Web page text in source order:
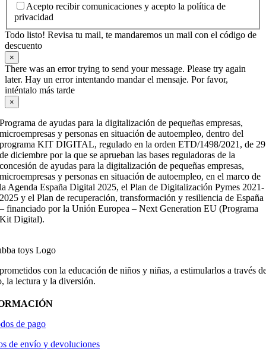
Acepto recibir comunicaciones y acepto la política de
privacidad
Todo listo! Revisa tu mail, te mandaremos un mail con el código de
descuento
×
There was an error trying to send your message. Please try again
later. Hay un error intentando mandar el mensaje. Por favor,
inténtalo más tarde
×
Programa de ayudas para la digitalización de pequeñas empresas,
microempresas y personas en situación de autoempleo, dentro del
programa KIT DIGITAL, regulado en la orden ETD/1498/2021, de 29
de diciembre por la que se aprueban las bases reguladoras de la
concesión de ayudas para la digitalización de pequeñas empresas,
microempresas y personas en situación de autoempleo, en el marco de
la Agenda España Digital 2025, el Plan de Digitalización Pymes 2021-
2025 y el Plan de recuperación, transformación y resiliencia de España
– financiado por la Unión Europea – Next Generation EU (Programa
Kit Digital).
con la educación de niños y niñas, a estimularlos a través
la lectura y la diversión.
de pago
de envío y devoluciones